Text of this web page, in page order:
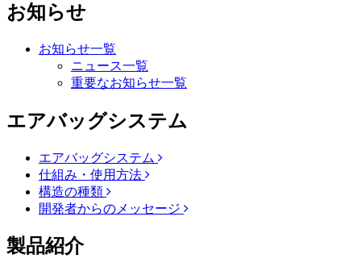
お知らせ
お知らせ一覧
ニュース一覧
重要なお知らせ一覧
エアバッグシステム
エアバッグシステム
仕組み・使用方法
構造の種類
開発者からのメッセージ
製品紹介